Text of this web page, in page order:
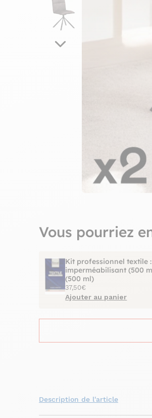
Vous pourriez
Kit professionnel textile :
imperméabilisant (500
(500 ml)
37,50€
Ajouter au panier
Description de l'article